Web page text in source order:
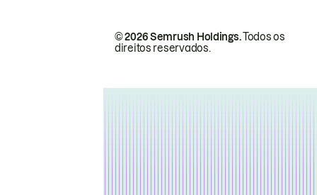
© 2026 Semrush Holdings.Todos os
direitos reservados.